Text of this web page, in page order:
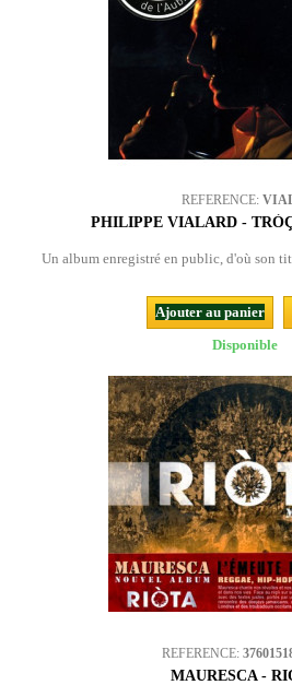
REFERENCE:
PHILIPPE VIALARD -
Un album enregistré en public, d'où son
Ajouter au panier
Disponible
REFERENCE:
MAURESCA -